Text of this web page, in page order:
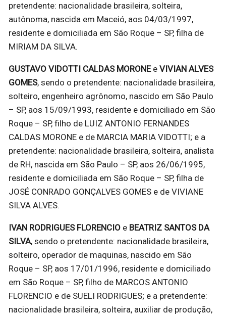
pretendente: nacionalidade brasileira, solteira,
autônoma, nascida em Maceió, aos 04/03/1997,
residente e domiciliada em São Roque – SP, filha de
MIRIAM DA SILVA.
GUSTAVO VIDOTTI CALDAS MORONEe VIVIAN ALVES
GOMES, sendo o pretendente: nacionalidade brasileira,
solteiro, engenheiro agrônomo, nascido em São Paulo
– SP, aos 15/09/1993, residente e domiciliado em São
Roque – SP, filho de LUIZ ANTONIO FERNANDES
CALDAS MORONE e de MARCIA MARIA VIDOTTI; e a
pretendente: nacionalidade brasileira, solteira, analista
de RH, nascida em São Paulo – SP, aos 26/06/1995,
residente e domiciliada em São Roque – SP, filha de
JOSÉ CONRADO GONÇALVES GOMES e de VIVIANE
SILVA ALVES.
IVAN RODRIGUES FLORENCIO e BEATRIZ SANTOS DA
SILVA, sendo o pretendente: nacionalidade brasileira,
solteiro, operador de maquinas, nascido em São
Roque – SP, aos 17/01/1996, residente e domiciliado
em São Roque – SP, filho de MARCOS ANTONIO
FLORENCIO e de SUELI RODRIGUES; e a pretendente:
nacionalidade brasileira, solteira, auxiliar de produção,